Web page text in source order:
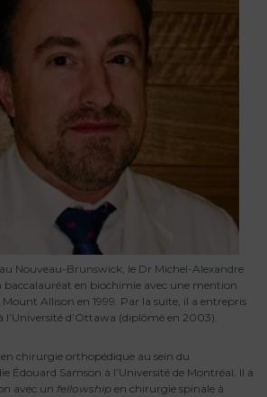
Nouveau-Brunswick, le Dr Michel-Alexandre
baccalauréat en biochimie avec une mention
Mount Allison en 1999. Par la suite, il a entrepris
l’Université d’Ottawa (diplômé en 2003).
chirurgie orthopédique au sein du
Édouard Samson à l’Université de Montréal. Il a
avec un fellowship en chirurgie spinale à